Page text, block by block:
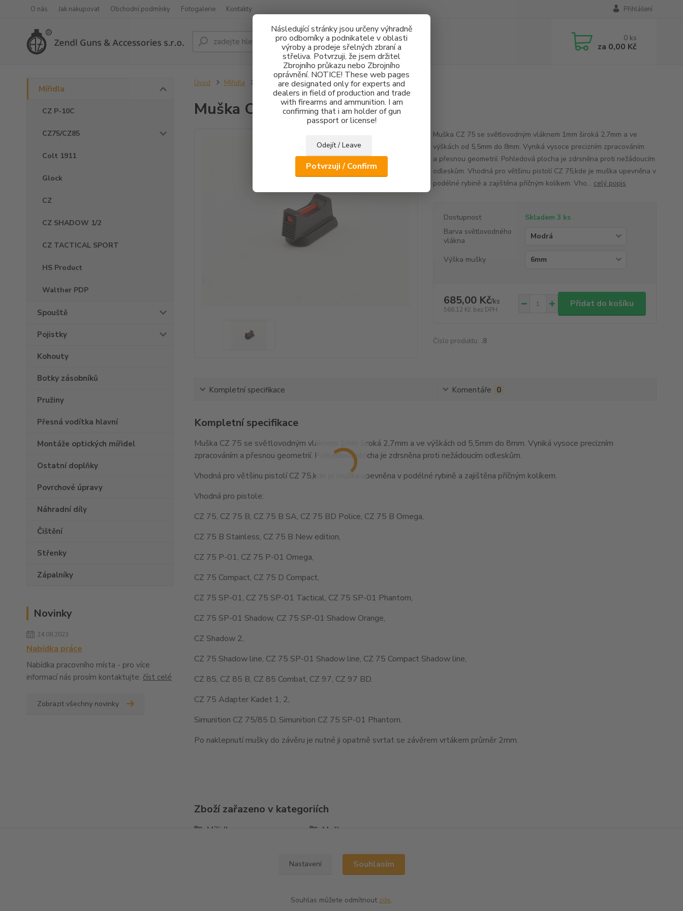
Následující stránky jsou určeny výhradně
pro odborníky a podnikatele v oblasti
výroby a prodeje sřelných zbraní a
střeliva. Potvrzuji, že jsem držitel
Zbrojního průkazu nebo Zbrojního
oprávnění. NOTICE! These web pages
are designated only for experts and
dealers in field of production and trade
with firearms and ammunition. I am
confirming that i am holder of gun
passport or license!
Odejít / Leave
Potvrzuji / Confirm
O nás Jak nakupovat Obchodní podmínky Fotogalerie Kontakty Přihlášení
Hledat 0 ks
za 0,00 Kč
Mířidla
CZ P-10C
CZ75/CZ85
Colt 1911
Glock
CZ
CZ SHADOW 1/2
CZ TACTICAL SPORT
HS Product
Walther PDP
Spouště
Pojistky
Kohouty
Botky zásobníků
Pružiny
Přesná vodítka hlavní
Montáže optických mířidel
Ostatní doplňky
Povrchové úpravy
Náhradní díly
Čištění
Střenky
Zápalníky
Novinky
24.08.2023
Nabídka práce
Nabídka pracovního místa - pro více
informací nás prosím kontaktujte. číst celé
Zobrazit všechny novinky
Úvod Mířidla Muška CZ 75 FO 1mm - 2,7mm
Muška CZ 75 FO 1mm - 2,7mm
Muška CZ 75 se světlovodným vláknem 1mm široká 2,7mm a ve
výškách od 5,5mm do 8mm. Vyniká vysoce precizním zpracováním
a přesnou geometrií. Pohledová plocha je zdrsněna proti nežádoucím
odleskům. Vhodná pro většinu pistolí CZ 75,kde je muška upevněna v
podélné rybině a zajištěna příčným kolíkem. Vho... celý popis
Dostupnost
Skladem 3 ks
Barva světlovodného
vlákna
Výška mušky
685,00 Kč/ks
566,12 Kč bez DPH
Přidat do košíku
Číslo produktu: .8
Kompletní specifikace Komentáře 0
Kompletní specifikace
Muška CZ 75 se světlovodným vláknem 1mm široká 2,7mm a ve výškách od 5,5mm do 8mm. Vyniká vysoce precizním
zpracováním a přesnou geometrií. Pohledová plocha je zdrsněna proti nežádoucím odleskům.
Vhodná pro většinu pistolí CZ 75,kde je muška upevněna v podélné rybině a zajištěna příčným kolíkem.
Vhodná pro pistole:
CZ 75, CZ 75 B, CZ 75 B SA, CZ 75 BD Police, CZ 75 B Omega,
CZ 75 B Stainless, CZ 75 B New edition,
CZ 75 P-01, CZ 75 P-01 Omega,
CZ 75 Compact, CZ 75 D Compact,
CZ 75 SP-01, CZ 75 SP-01 Tactical, CZ 75 SP-01 Phantom,
CZ 75 SP-01 Shadow, CZ 75 SP-01 Shadow Orange,
CZ Shadow 2,
CZ 75 Shadow line, CZ 75 SP-01 Shadow line, CZ 75 Compact Shadow line,
CZ 85, CZ 85 B, CZ 85 Combat, CZ 97, CZ 97 BD.
CZ 75 Adapter Kadet 1, 2,
Simunition CZ 75/85 D, Simunition CZ 75 SP-01 Phantom.
Po naklepnutí mušky do závěru je nutné ji opatrně svrtat se závěrem vrtákem průměr 2mm.
Zboží zařazeno v kategoriích
Mířidla Mušky
Nastavení Souhlasím
Souhlas můžete odmítnout zde.